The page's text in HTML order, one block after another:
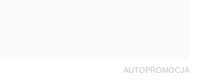
AUTOPROMOCJA